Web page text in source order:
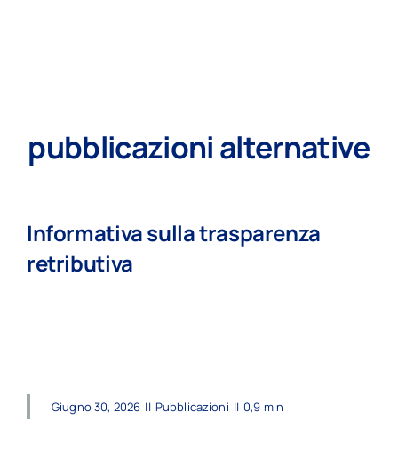
pubblicazioni alternative
Informativa sulla trasparenza
retributiva
Giugno 30, 2026 || Pubblicazioni || 0,9 min